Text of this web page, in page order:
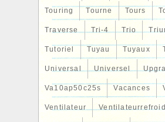
Touring Tourne Tours
Traverse Tri-4 Trio
Tutoriel Tuyau Tuyaux
Universal Universel
Va10ap50c25s Vacances
Ventilateur